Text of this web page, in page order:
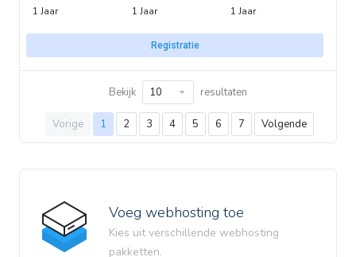
1 Jaar 1 Jaar 1 Jaar
Registratie
Vorige 1 2 3 4 5 6 7 Volgende
Bekijk resultaten
Voeg webhosting toe
Kies uit verschillende webhosting
pakketten.